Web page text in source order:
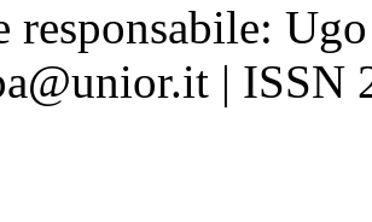
responsabile:
| ISSN